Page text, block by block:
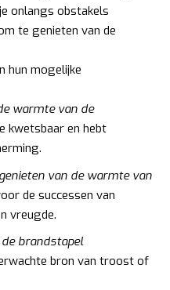
onlangs obstakels
te genieten van de
hun mogelijke
warmte van de
kwetsbaar en hebt
van de warmte van
de successen van
vreugde.
brandstapel
bron van troost of